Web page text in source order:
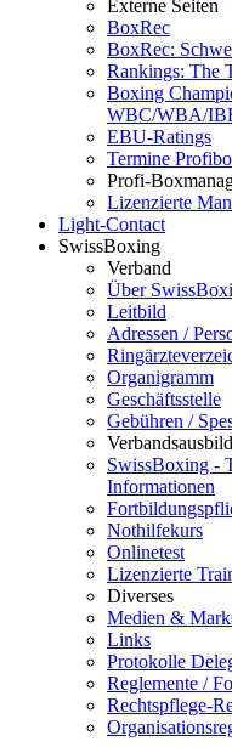
Externe Seiten
BoxRec
BoxRec:
Rankings: The
Boxing
WBC/WBA/
EBU-Ratings
Termine
Profi-
Lizenzierte
Light-Contact
SwissBoxing
Verband
Über
Leitbild
Adressen /
Organigramm
Geschäftsstelle
Gebühren /
SwissBoxing -
Informationen
Nothilfekurs
Onlinetest
Lizenzierte
Diverses
Medien &
Links
Protokolle
Reglemente /
Rechtspflege-